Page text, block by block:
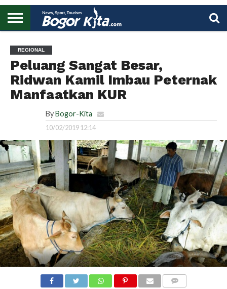
UTAMA
REGIONAL
Peluang Sangat Besar,
Ridwan Kamil Imbau Peternak
Manfaatkan KUR
By Bogor-Kita
10/02/2019 12:14